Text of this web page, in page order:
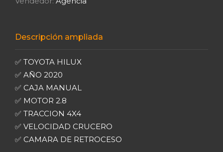
Descripción ampliada
✅️ TOYOTA HILUX
✅️ AÑO 2020
✅️ CAJA MANUAL
✅️ MOTOR 2.8
✅️ TRACCION 4X4
✅️ VELOCIDAD CRUCERO
✅️ CAMARA DE RETROCESO